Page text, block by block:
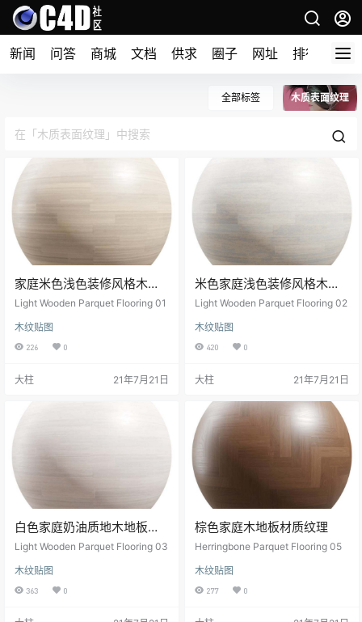
新闻 问答 商城 文档 供求 圈子 网址 排行榜
全部标签 木质表面纹理
家庭米色浅色装修风格木地
板材质贴图
Light Wooden Parquet Flooring 01
木纹贴图
226 0
大柱 21年7月21日
米色家庭浅色装修风格木地
板材质
Light Wooden Parquet Flooring 02
木纹贴图
420 0
大柱 21年7月21日
白色家庭奶油质地木地板材
质纹理
Light Wooden Parquet Flooring 03
木纹贴图
363 0
棕色家庭木地板材质纹理
Herringbone Parquet Flooring 05
木纹贴图
277 0